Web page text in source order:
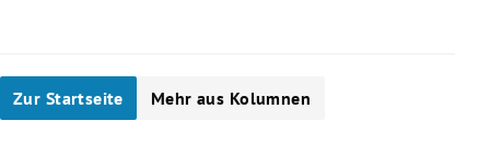
Zur Startseite Mehr aus Kolumnen